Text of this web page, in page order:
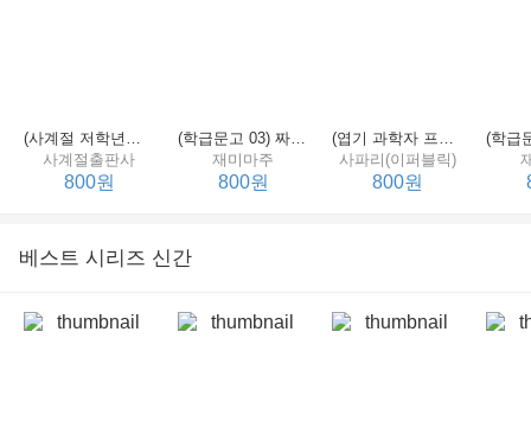
(사계절 저학년문고 21) 선생님은 모르는 게 너무 많아
사계절출판사
800원
(학급문고 03) 짜장 짬뽕 탕수육
재미마주
800원
(엽기 과학자 프래니 01) 도시락 괴물이 나타났다
사파리(이퍼블릭)
800원
베스트 시리즈 신간